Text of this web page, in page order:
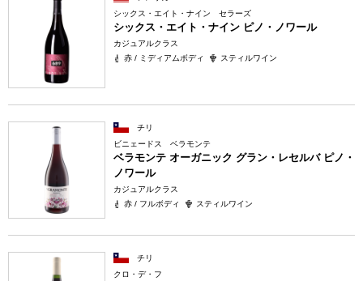
シックス・エイト・ナイン セラーズ
シックス・エイト・ナイン ピノ・ノワール
カジュアルクラス
赤 / ミディアムボディ
スティルワイン
チリ
ビニェードス ベラモンテ
ベラモンテ オーガニック グラン・レセルバ ピノ・
ノワール
カジュアルクラス
赤 / フルボディ
スティルワイン
チリ
クロ・デ・フ